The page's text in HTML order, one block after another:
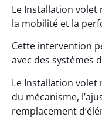
Le Installation
la mobilité et la
Cette intervention
avec des systèmes
Le Installation
du mécanisme,
remplacement